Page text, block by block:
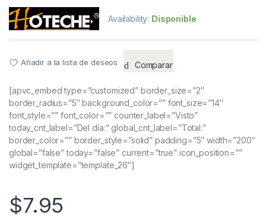
Availability: Disponible
Añadir a la lista de deseos Comparar
[apvc_embed type=”customized” border_size=”2″
border_radius=”5″ background_color=”” font_size=”14″
font_style=”” font_color=”” counter_label=”Visto”
today_cnt_label=”Del día:” global_cnt_label=”Total:”
border_color=”” border_style=”solid” padding=”5″ width=”200″
global=”false” today=”false” current=”true” icon_position=””
widget_template=”template_26″]
$7.95